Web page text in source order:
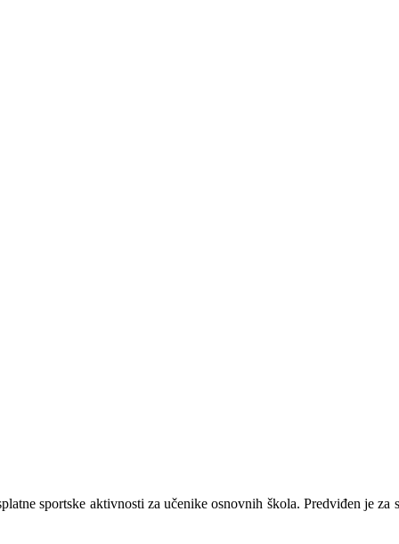
sportske aktivnosti za učenike osnovnih škola. Predviđen je